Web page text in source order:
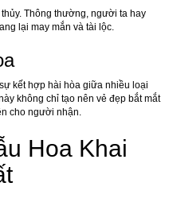
Thông thường, người ta hay
lại may mắn và tài lộc.
kết hợp hài hòa giữa nhiều loại
không chỉ tạo nên vẻ đẹp bắt mắt
cho người nhận.
Hoa Khai